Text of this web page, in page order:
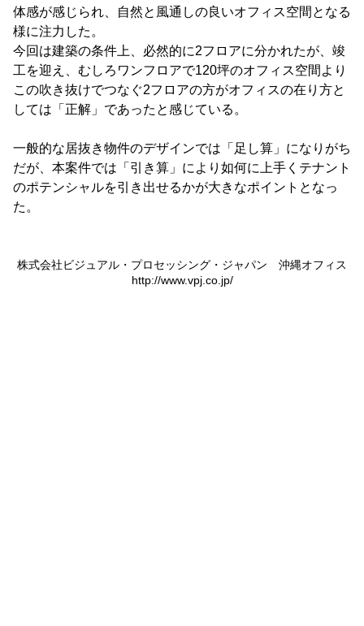
体感が感じられ、自然と風通しの良いオフィス空間となる
様に注力した。
今回は建築の条件上、必然的に2フロアに分かれたが、竣
工を迎え、むしろワンフロアで120坪のオフィス空間より
この吹き抜けでつなぐ2フロアの方がオフィスの在り方と
しては「正解」であったと感じている。
一般的な居抜き物件のデザインでは「足し算」になりがち
だが、本案件では「引き算」により如何に上手くテナント
のポテンシャルを引き出せるかが大きなポイントとなっ
た。
株式会社ビジュアル・プロセッシング・ジャパン 沖縄オフィス
http://www.vpj.co.jp/